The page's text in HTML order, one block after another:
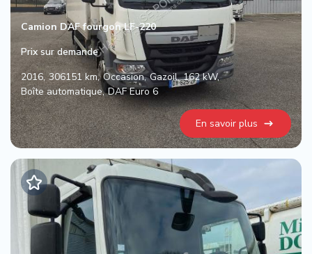
Camion DAF fourgon LF-220
Prix sur demande
2016 306151 km Occasion Gazoil 162 kW
Boîte automatique DAF Euro 6
En savoir plus